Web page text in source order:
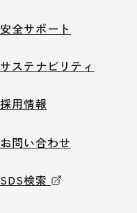
安全サポート
サステナビリティ
採用情報
お問い合わせ
SDS検索